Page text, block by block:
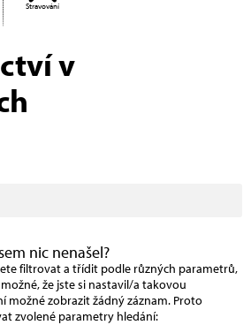
Stravování
v
nic nenašel?
filtrovat a třídit podle různých parametrů,
že jste si nastavil/a takovou
možné zobrazit žádný záznam. Proto
zvolené parametry hledání: